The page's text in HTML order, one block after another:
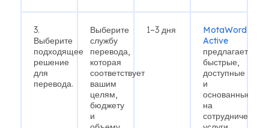
3.
Выберите
подходящее
решение
для
перевода.
Выберите
службу
перевода,
которая
соответствует
вашим
целям,
бюджету
и
1–3 дня
MotaWord
Active
предлагает
быстрые,
доступные
и
основанные
на
сотрудничестве